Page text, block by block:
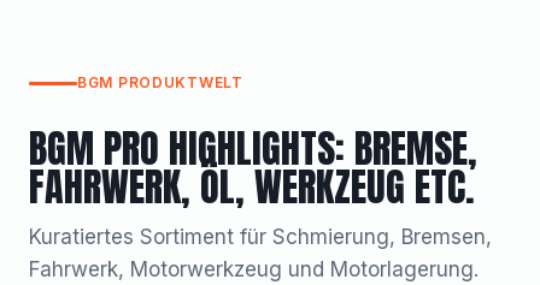
BGM PRODUKTWELT
BGM PRO HIGHLIGHTS: BREMSE,
FAHRWERK, ÖL, WERKZEUG ETC.
Kuratiertes Sortiment für Schmierung, Bremsen,
Fahrwerk, Motorwerkzeug und Motorlagerung.